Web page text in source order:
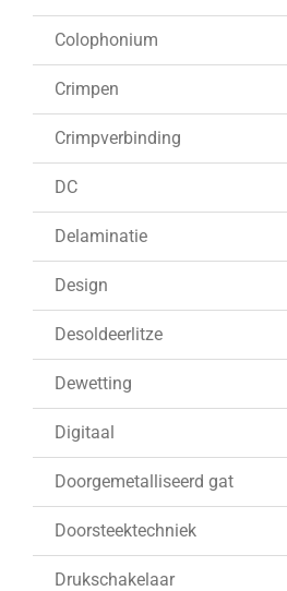
Colophonium
Crimpen
Crimpverbinding
DC
Delaminatie
Design
Desoldeerlitze
Dewetting
Digitaal
Doorgemetalliseerd gat
Doorsteektechniek
Drukschakelaar